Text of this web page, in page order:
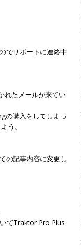
でサポートに連絡中
れたメールが来てい
の購入をしてしまっ
う。
の記事内容に変更し
てTraktor Pro Plus